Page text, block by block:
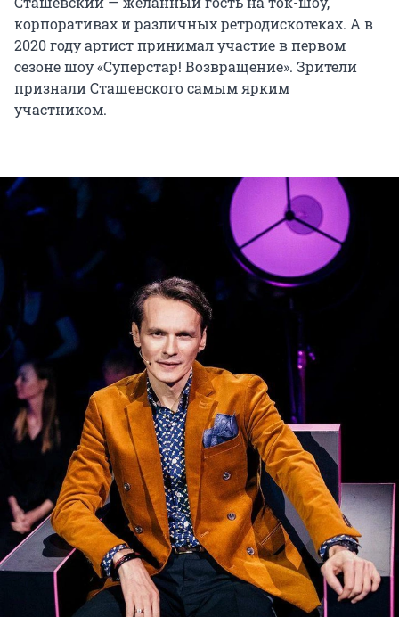
корпоративах и различных ретродискотеках. А в
2020 году артист принимал участие в первом
сезоне шоу «Суперстар! Возвращение». Зрители
признали Сташевского самым ярким
участником.